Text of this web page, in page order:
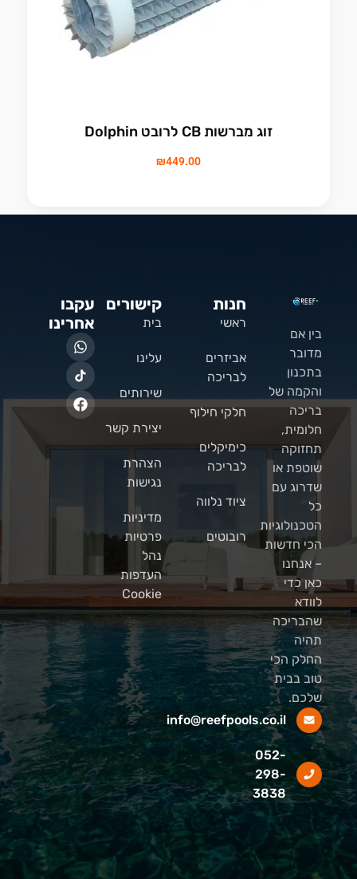
זוג מברשות CB לרובט Dolphin
₪449.00
בין אם
מדובר
בתכנון
והקמה של
בריכה
חלומית,
תחזוקה
שוטפת או
שדרוג עם
כל
הטכנולוגיות
הכי חדשות
– אנחנו
כאן כדי
לוודא
שהבריכה
תהיה
החלק הכי
טוב בבית
שלכם.
info@reefpools.co.il
052-
298-
3838
חנות
ראשי
אביזרים
לבריכה
חלקי חילוף
כימיקלים
לבריכה
ציוד נלווה
רובוטים
קישורים
בית
עלינו
שירותים
יצירת קשר
הצהרת
נגישות
מדיניות
פרטיות
נהל
העדפות
Cookie
עקבו
אחרינו